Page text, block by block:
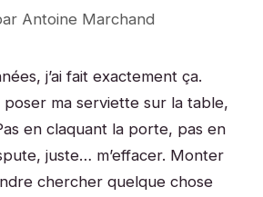
Antoine Marchand
j’ai fait exactement ça.
poser ma serviette sur la table,
en claquant la porte, pas en
juste… m’effacer. Monter
chercher quelque chose